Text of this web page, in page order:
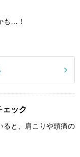
も…！
ック
ると、肩こりや頭痛の